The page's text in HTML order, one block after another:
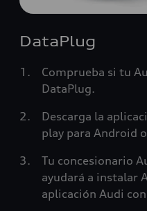
DataPlug
Comprueba si tu
DataPlug.
Descarga la
play para Android
Tu concesionario
ayudará a instalar
aplicación Audi